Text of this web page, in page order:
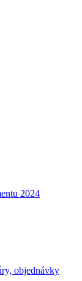
2024
objednávky